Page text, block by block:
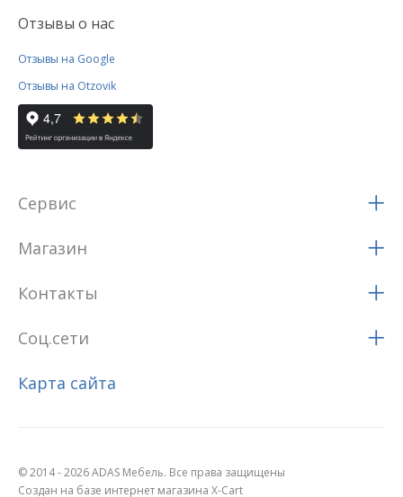
Отзывы о нас
Отзывы на Google
Отзывы на Otzovik
Сервис
Магазин
Контакты
Соц.сети
Карта сайта
© 2014 - 2026 ADAS Мебель. Все права защищены
Создан на базе интернет магазина X-Cart